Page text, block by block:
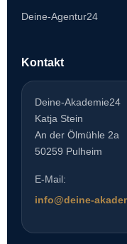
Deine-Agentur24
Kontakt
Deine-Akademie24
Katja Stein
An der Ölmühle 2a
50259 Pulheim
E-Mail:
info@deine-